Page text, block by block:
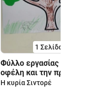
1 Σελίδα
Φύλλο εργασίας για τα
οφέλη και την προστασία
του δάσους
Η κυρία Σιντορέ